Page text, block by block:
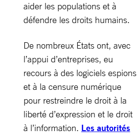
aider les populations et à
défendre les droits humains.
De nombreux États ont, avec
l’appui d’entreprises, eu
recours à des logiciels espions
et à la censure numérique
pour restreindre le droit à la
liberté d’expression et le droit
à l’information. Les autorités